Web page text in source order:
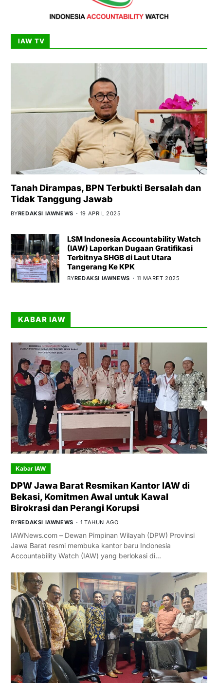
IAW TV
Tanah Dirampas, BPN Terbukti Bersalah dan
Tidak Tanggung Jawab
BYREDAKSI IAWNEWS 19 APRIL 2025
LSM Indonesia Accountability Watch
(IAW) Laporkan Dugaan Gratifikasi
Terbitnya SHGB di Laut Utara
Tangerang Ke KPK
BYREDAKSI IAWNEWS 11 MARET 2025
KABAR IAW
Kabar IAW
DPW Jawa Barat Resmikan Kantor IAW di
Bekasi, Komitmen Awal untuk Kawal
Birokrasi dan Perangi Korupsi
BYREDAKSI IAWNEWS 1 TAHUN AGO
IAWNews.com – Dewan Pimpinan Wilayah (DPW) Provinsi
Jawa Barat resmi membuka kantor baru Indonesia
Accountability Watch (IAW) yang berlokasi di…